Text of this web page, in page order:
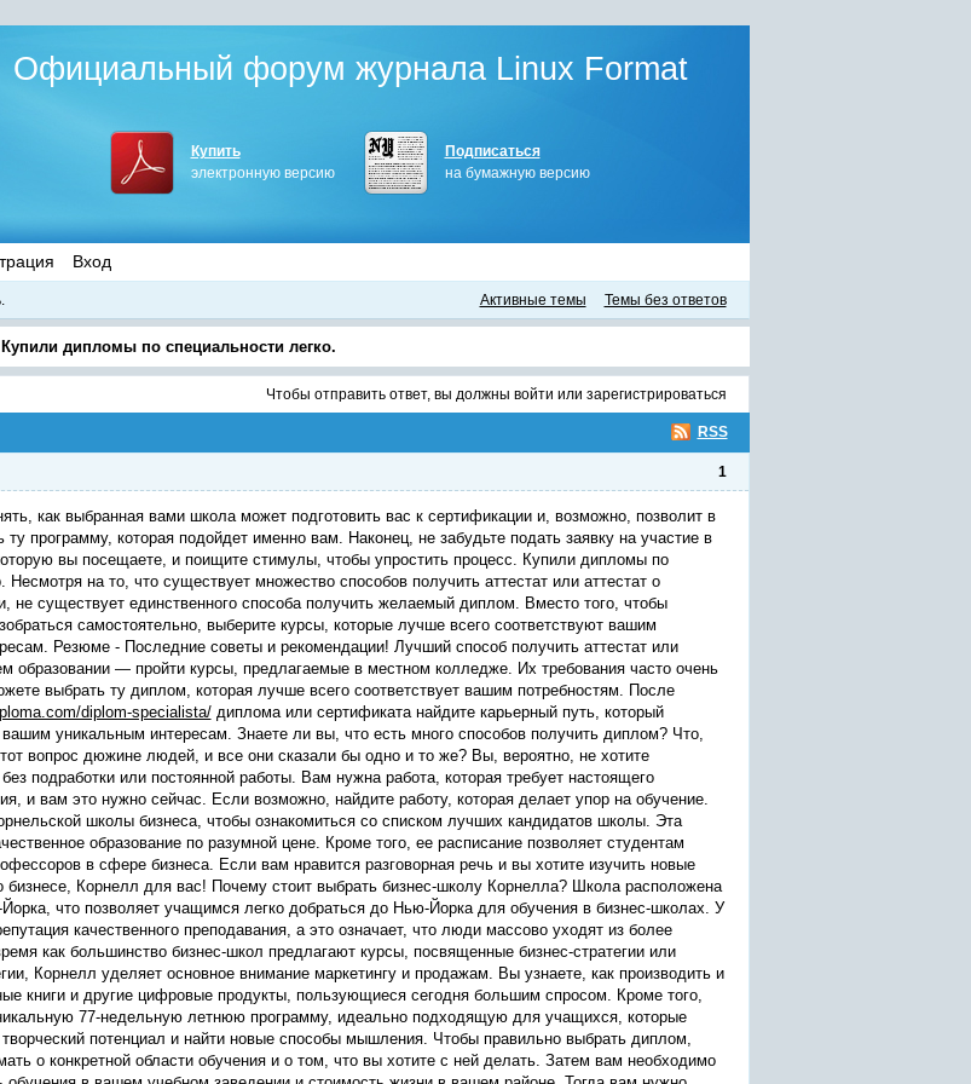
Официальный форум журнала Linux Format
Купить
электронную версию
Подписаться
на бумажную версию
Вход
Активные темы Темы без ответов
Купили дипломы по специальности легко.
Чтобы отправить ответ, вы должны войти или зарегистрироваться
RSS
1
как выбранная вами школа может подготовить вас к сертификации и, возможно, позволит в
программу, которая подойдет именно вам. Наконец, не забудьте подать заявку на участие в
вы посещаете, и поищите стимулы, чтобы упростить процесс. Купили дипломы по
Несмотря на то, что существует множество способов получить аттестат или аттестат о
не существует единственного способа получить желаемый диплом. Вместо того, чтобы
самостоятельно, выберите курсы, которые лучше всего соответствуют вашим
Резюме - Последние советы и рекомендации! Лучший способ получить аттестат или
образовании — пройти курсы, предлагаемые в местном колледже. Их требования часто очень
выбрать ту диплом, которая лучше всего соответствует вашим потребностям. После
diplom-specialista/диплома или сертификата найдите карьерный путь, который
вашим уникальным интересам. Знаете ли вы, что есть много способов получить диплом? Что,
вопрос дюжине людей, и все они сказали бы одно и то же? Вы, вероятно, не хотите
подработки или постоянной работы. Вам нужна работа, которая требует настоящего
и вам это нужно сейчас. Если возможно, найдите работу, которая делает упор на обучение.
школы бизнеса, чтобы ознакомиться со списком лучших кандидатов школы. Эта
образование по разумной цене. Кроме того, ее расписание позволяет студентам
в сфере бизнеса. Если вам нравится разговорная речь и вы хотите изучить новые
Корнелл для вас! Почему стоит выбрать бизнес-школу Корнелла? Школа расположена
что позволяет учащимся легко добраться до Нью-Йорка для обучения в бизнес-школах. У
качественного преподавания, а это означает, что люди массово уходят из более
как большинство бизнес-школ предлагают курсы, посвященные бизнес-стратегии или
Корнелл уделяет основное внимание маркетингу и продажам. Вы узнаете, как производить и
книги и другие цифровые продукты, пользующиеся сегодня большим спросом. Кроме того,
77-недельную летнюю программу, идеально подходящую для учащихся, которые
творческий потенциал и найти новые способы мышления. Чтобы правильно выбрать диплом,
о конкретной области обучения и о том, что вы хотите с ней делать. Затем вам необходимо